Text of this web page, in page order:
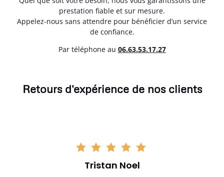
prestation fiable et sur mesure.
Appelez-nous sans attendre pour bénéficier d’un service
de confiance.
Par téléphone au 06.63.53.17.27
Retours d'expérience de nos clients
Tristan Noel